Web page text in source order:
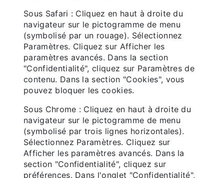
Sous Safari : Cliquez en haut à droite du
navigateur sur le pictogramme de menu
(symbolisé par un rouage). Sélectionnez
Paramètres. Cliquez sur Afficher les
paramètres avancés. Dans la section
"Confidentialité", cliquez sur Paramètres de
contenu. Dans la section "Cookies", vous
pouvez bloquer les cookies.
Sous Chrome : Cliquez en haut à droite du
navigateur sur le pictogramme de menu
(symbolisé par trois lignes horizontales).
Sélectionnez Paramètres. Cliquez sur
Afficher les paramètres avancés. Dans la
section "Confidentialité", cliquez sur
préférences. Dans l'onglet "Confidentialité",